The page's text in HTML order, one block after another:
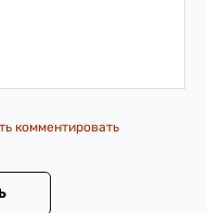
комментировать